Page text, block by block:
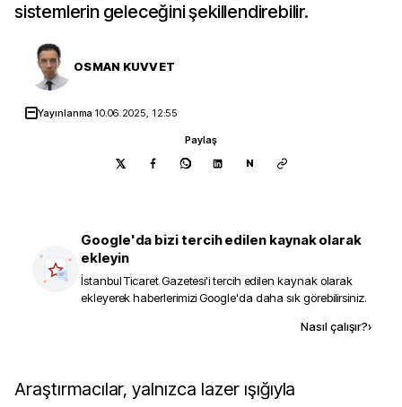
sistemlerin geleceğini şekillendirebilir.
OSMAN KUVVET
Yayınlanma 10.06.2025, 12:55
Paylaş
N
Google'da bizi tercih edilen kaynak olarak
ekleyin
İstanbul Ticaret Gazetesi'i tercih edilen kaynak olarak
ekleyerek haberlerimizi Google'da daha sık görebilirsiniz.
Nasıl çalışır?›
Araştırmacılar, yalnızca lazer ışığıyla